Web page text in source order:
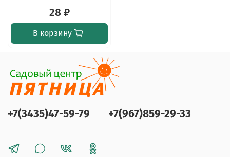
28 ₽
В корзину
+7(3435)47-59-79 +7(967)859-29-33